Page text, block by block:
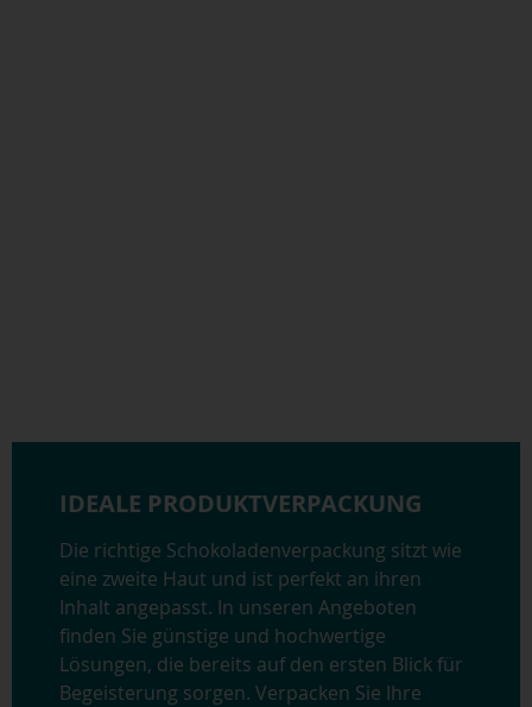
IDEALE PRODUKTVERPACKUNG
Die richtige Schokoladenverpackung sitzt wie
eine zweite Haut und ist perfekt an ihren
Inhalt angepasst. In unseren Angeboten
finden Sie günstige und hochwertige
Lösungen, die bereits auf den ersten Blick für
Begeisterung sorgen. Verpacken Sie Ihre